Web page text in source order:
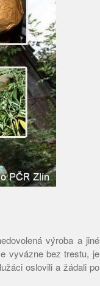
výroba a jiné
vyvázne bez trestu, je
oslovili a žádali po